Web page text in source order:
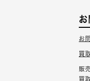
お
お
買
販
買